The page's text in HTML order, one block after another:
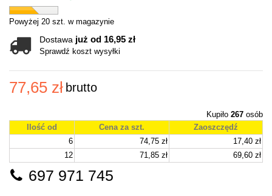
Powyżej 20 szt. w magazynie
Dostawa już od 16,95 zł
Sprawdź koszt wysyłki
77,65 zł brutto
Kupiło 267 osób
Ilość od
Cena za szt.
Zaoszczędź
6
74,75 zł
17,40 zł
12
71,85 zł 69,60 zł
697 971 745